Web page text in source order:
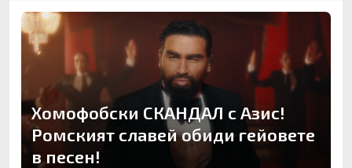
Хомофобски СКАНДАЛ с Азис!
Ромският славей обиди гейовете
в песен!